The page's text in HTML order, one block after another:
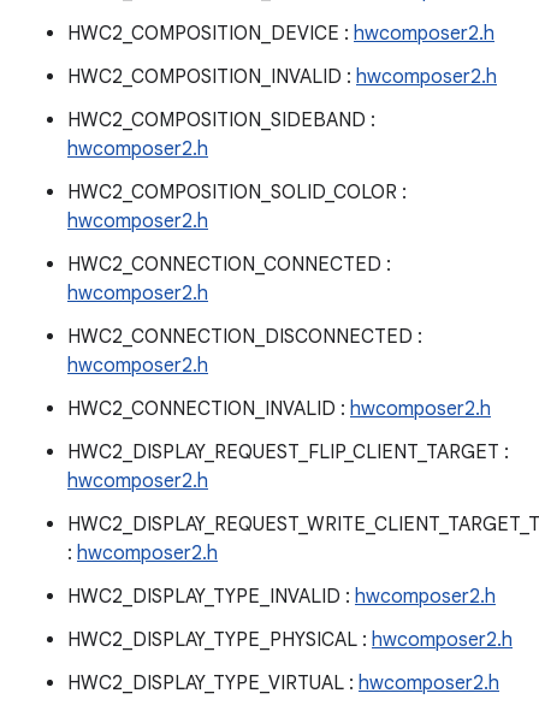
HWC2_COMPOSITION_DEVICE : hwcomposer2.h
HWC2_COMPOSITION_INVALID : hwcomposer2.h
HWC2_COMPOSITION_SIDEBAND :
hwcomposer2.h
HWC2_COMPOSITION_SOLID_COLOR :
hwcomposer2.h
HWC2_CONNECTION_CONNECTED :
hwcomposer2.h
HWC2_CONNECTION_DISCONNECTED :
hwcomposer2.h
HWC2_CONNECTION_INVALID : hwcomposer2.h
HWC2_DISPLAY_REQUEST_FLIP_CLIENT_TARGET :
hwcomposer2.h
: hwcomposer2.h
HWC2_DISPLAY_TYPE_INVALID : hwcomposer2.h
HWC2_DISPLAY_TYPE_PHYSICAL : hwcomposer2.h
HWC2_DISPLAY_TYPE_VIRTUAL : hwcomposer2.h